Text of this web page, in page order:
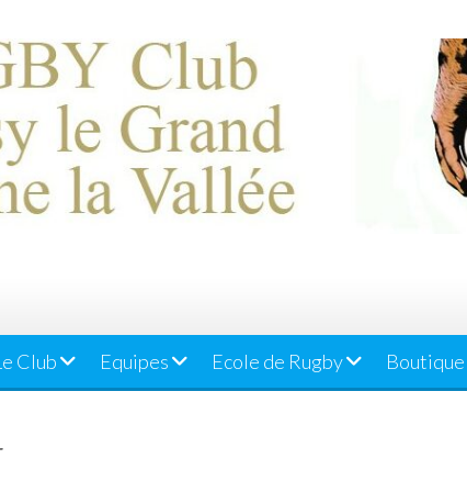
Club Equipes Ecole de Rugby Boutique